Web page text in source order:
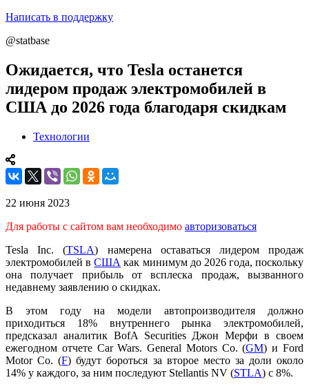
Написать в поддержку
@statbase
Ожидается, что Tesla останется
лидером продаж электромобилей в
США до 2026 года благодаря скидкам
Технологии
22 июня 2023
Для работы с сайтом вам необходимо авторизоваться
Tesla Inc. (TSLA) намерена оставаться лидером продаж
электромобилей вСША как минимум до 2026 года, поскольку
она получает прибыль от всплеска продаж, вызванного
недавнему заявлению о скидках.
В этом году на модели автопроизводителя должно
приходиться 18% внутреннего рынка электромобилей,
предсказал аналитик BofA Securities Джон Мерфи в своем
ежегодном отчете Car Wars. General Motors Co. (GM) и Ford
Motor Co. (F) будут бороться за второе место за доли около
14% у каждого, за ним последуют Stellantis NV (STLA) с 8%.